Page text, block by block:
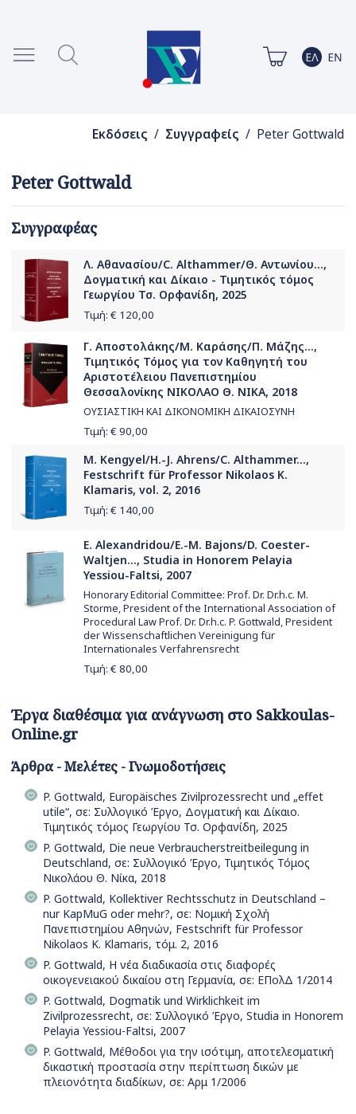
Εκδόσεις / Συγγραφείς / Peter Gottwald
Peter Gottwald
Συγγραφέας
Λ. Αθανασίου/C. Althammer/Θ. Αντωνίου...,
Δογματική και Δίκαιο - Τιμητικός τόμος
Γεωργίου Τσ. Ορφανίδη, 2025
Τιμή: € 120,00
Γ. Αποστολάκης/Μ. Καράσης/Π. Μάζης...,
Τιμητικός Τόμος για τον Καθηγητή του
Αριστοτέλειου Πανεπιστημίου
Θεσσαλονίκης ΝΙΚΟΛΑΟ Θ. ΝΙΚΑ, 2018
ΟΥΣΙΑΣΤΙΚΗ ΚΑΙ ΔΙΚΟΝΟΜΙΚΗ ΔΙΚΑΙΟΣΥΝΗ
Τιμή: € 90,00
M. Kengyel/H.-J. Ahrens/C. Althammer...,
Festschrift für Professor Nikolaos K.
Klamaris, vol. 2, 2016
Τιμή: € 140,00
E. Alexandridou/E.-M. Bajons/D. Coester-
Waltjen..., Studia in Honorem Pelayia
Yessiou-Faltsi, 2007
Honorary Editorial Committee: Prof. Dr. Dr.h.c. M.
Storme, President of the International Association of
Procedural Law Prof. Dr. Dr.h.c. P. Gottwald, President
der Wissenschaftlichen Vereinigung für
Internationales Verfahrensrecht
Τιμή: € 80,00
Έργα διαθέσιμα για ανάγνωση στο Sakkoulas-
Online.gr
Άρθρα - Μελέτες - Γνωμοδοτήσεις
P. Gottwald, Europäisches Zivilprozessrecht und „effet
utile“, σε: Συλλογικό Έργο, Δογματική και Δίκαιο.
Τιμητικός τόμος Γεωργίου Τσ. Ορφανίδη, 2025
P. Gottwald, Die neue Verbraucherstreitbeilegung in
Deutschland, σε: Συλλογικό Έργο, Τιμητικός Τόμος
Νικολάου Θ. Νίκα, 2018
P. Gottwald, Kollektiver Rechtsschutz in Deutschland –
nur KapMuG oder mehr?, σε: Νομική Σχολή
Πανεπιστημίου Αθηνών, Festschrift für Professor
Nikolaos K. Klamaris, τόμ. 2, 2016
P. Gottwald, Η νέα διαδικασία στις διαφορές
οικογενειακού δικαίου στη Γερμανία, σε: ΕΠολΔ 1/2014
P. Gottwald, Dogmatik und Wirklichkeit im
Zivilprozessrecht, σε: Συλλογικό Έργο, Studia in Honorem
Pelayia Yessiou-Faltsi, 2007
P. Gottwald, Μέθοδοι για την ισότιμη, αποτελεσματική
δικαστική προστασία στην περίπτωση δικών με
πλειονότητα διαδίκων, σε: Αρμ 1/2006